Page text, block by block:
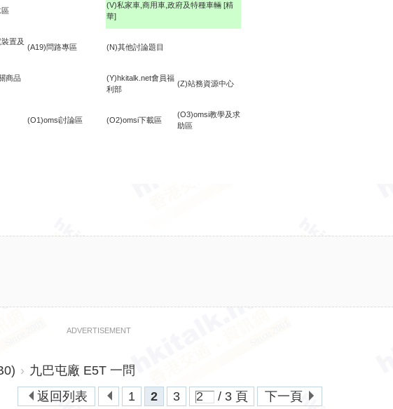
區
(V)私家車,商用車,政府及特種車輛 [精
華]
置及
(A19)問路專區 (N)其他討論題目
商品
(Y)hkitalk.net會員福
利部
(Z)站務資源中心
(O1)omsi討論區 (O2)omsi下載區
(O3)omsi教學及求
助區
ADVERTISEMENT
› 九巴屯廠 E5T 一問
1
2 3 / 3 頁 下一頁
返回列表